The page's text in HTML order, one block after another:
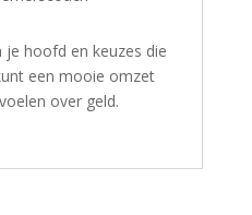
hoofd en keuzes die
een mooie omzet
over geld.